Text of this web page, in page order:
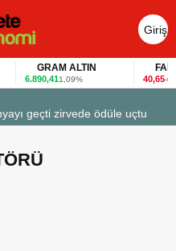
Giriş
Yap
GRAM ALTIN
6.890,411,09%
FAİZ
40,65-
geçti zirvede ödüle uçtu